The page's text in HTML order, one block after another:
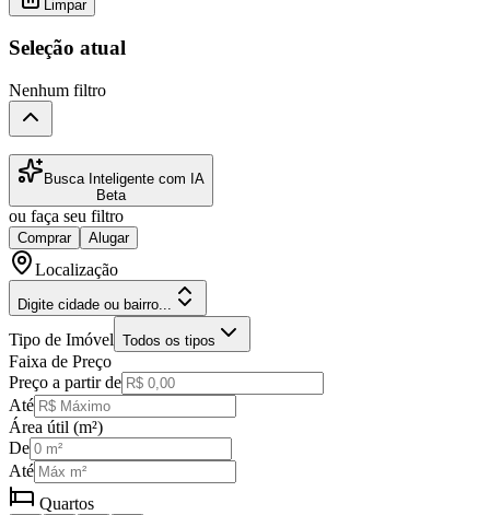
Limpar
Seleção atual
Nenhum filtro
Busca Inteligente com IA
Beta
ou faça seu filtro
Comprar Alugar
Localização
Digite cidade ou bairro...
Tipo de Imóvel Todos os tipos
Faixa de Preço
Preço a partir de
Até
Área útil (m²)
De
Até
Quartos